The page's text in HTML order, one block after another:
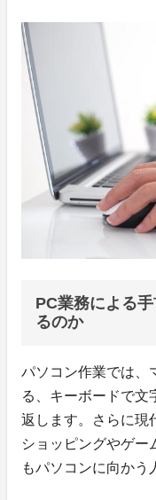
PC業務による
るのか
パソコン作業では、
る、キーボードで文
返します。さらに現
ショッピングやゲー
もパソコンに向かう